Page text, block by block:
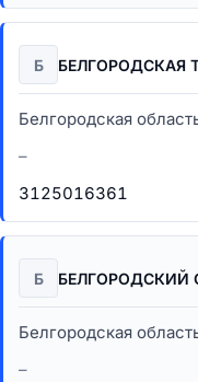
Б БЕЛГОРОДСКАЯ
Белгородская
–
3125016361
Б БЕЛГОРОДСКИЙ
Белгородская
–